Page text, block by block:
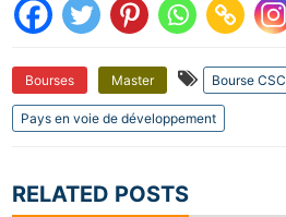
Bourses Master Bourse CSC
Pays en voie de développement
RELATED POSTS